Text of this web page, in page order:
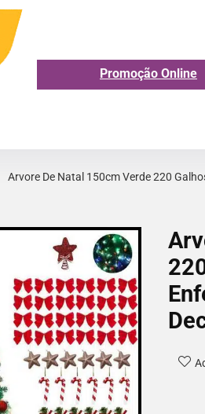
Promoção Online
Arvore De Natal 150cm Verde 220